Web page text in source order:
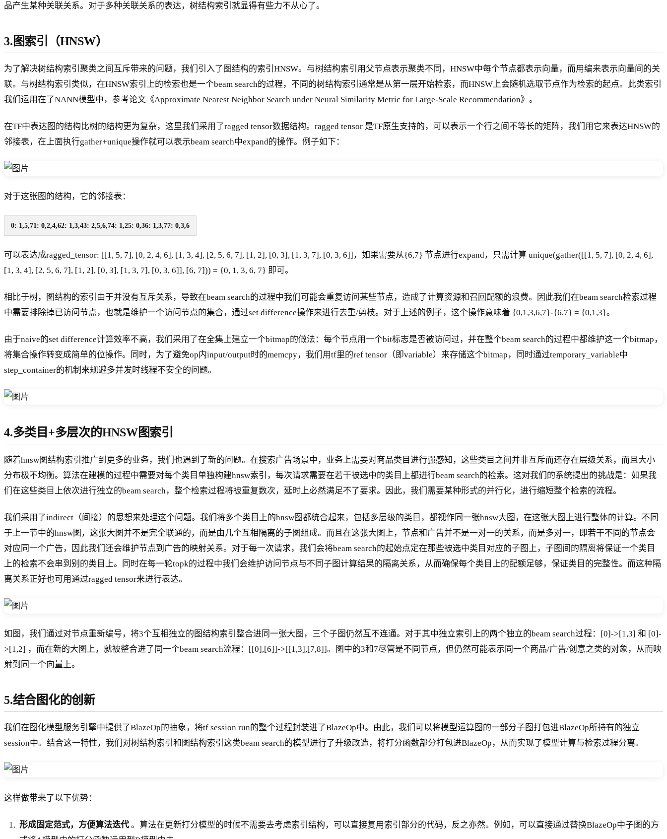
品产生某种关联关系。对于多种关联关系的表达，树结构索引就显得有些力不从心了。
3.图索引（HNSW）
为了解决树结构索引聚类之间互斥带来的问题，我们引入了图结构的索引HNSW。与树结构索引用父节点表示聚类不同，HNSW中每个节点都表示向量，而用编来表示向量间的关
联。与树结构索引类似，在HNSW索引上的检索也是一个beam search的过程，不同的树结构索引通常是从第一层开始检索，而HNSW上会随机选取节点作为检索的起点。此类索引
我们运用在了NANN模型中，参考论文《Approximate Nearest Neighbor Search under Neural Similarity Metric for Large-Scale Recommendation》。
在TF中表达图的结构比树的结构更为复杂，这里我们采用了ragged tensor数据结构。ragged tensor 是TF原生支持的，可以表示一个行之间不等长的矩阵，我们用它来表达HNSW的
邻接表，在上面执行gather+unique操作就可以表示beam search中expand的操作。例子如下：
对于这张图的结构，它的邻接表：
0: 1,5,71: 0,2,4,62: 1,3,43: 2,5,6,74: 1,25: 0,36: 1,3,77: 0,3,6
可以表达成ragged_tensor: [[1, 5, 7], [0, 2, 4, 6], [1, 3, 4], [2, 5, 6, 7], [1, 2], [0, 3], [1, 3, 7], [0, 3, 6]]，如果需要从{6,7} 节点进行expand，只需计算 unique(gather([[1, 5, 7], [0, 2, 4, 6],
[1, 3, 4], [2, 5, 6, 7], [1, 2], [0, 3], [1, 3, 7], [0, 3, 6]], [6, 7])) = {0, 1, 3, 6, 7} 即可。
相比于树，图结构的索引由于并没有互斥关系，导致在beam search的过程中我们可能会重复访问某些节点，造成了计算资源和召回配额的浪费。因此我们在beam search检索过程
中需要排除掉已访问节点，也就是维护一个访问节点的集合，通过set difference操作来进行去重/剪枝。对于上述的例子，这个操作意味着 {0,1,3,6,7}-{6,7} = {0,1,3}。
由于naive的set difference计算效率不高，我们采用了在全集上建立一个bitmap的做法：每个节点用一个bit标志是否被访问过，并在整个beam search的过程中都维护这一个bitmap，
将集合操作转变成简单的位操作。同时，为了避免op内input/output时的memcpy，我们用tf里的ref tensor（即variable）来存储这个bitmap，同时通过temporary_variable中
step_container的机制来规避多并发时线程不安全的问题。
4.多类目+多层次的HNSW图索引
随着hnsw图结构索引推广到更多的业务，我们也遇到了新的问题。在搜索广告场景中，业务上需要对商品类目进行强感知，这些类目之间并非互斥而还存在层级关系，而且大小
分布极不均衡。算法在建模的过程中需要对每个类目单独构建hnsw索引，每次请求需要在若干被选中的类目上都进行beam search的检索。这对我们的系统提出的挑战是：如果我
们在这些类目上依次进行独立的beam search，整个检索过程将被重复数次，延时上必然满足不了要求。因此，我们需要某种形式的并行化，进行缩短整个检索的流程。
我们采用了indirect（间接）的思想来处理这个问题。我们将多个类目上的hnsw图都统合起来，包括多层级的类目，都视作同一张hnsw大图，在这张大图上进行整体的计算。不同
于上一节中的hnsw图，这张大图并不是完全联通的，而是由几个互相隔离的子图组成。而且在这张大图上，节点和广告并不是一对一的关系，而是多对一，即若干不同的节点会
对应同一个广告，因此我们还会维护节点到广告的映射关系。对于每一次请求，我们会将beam search的起始点定在那些被选中类目对应的子图上，子图间的隔离将保证一个类目
上的检索不会串到别的类目上。同时在每一轮topk的过程中我们会维护访问节点与不同子图计算结果的隔离关系，从而确保每个类目上的配额足够，保证类目的完整性。而这种隔
离关系正好也可用通过ragged tensor来进行表达。
如图，我们通过对节点重新编号，将3个互相独立的图结构索引整合进同一张大图，三个子图仍然互不连通。对于其中独立索引上的两个独立的beam search过程：[0]->[1,3] 和 [0]-
>[1,2] ，而在新的大图上，就被整合进了同一个beam search流程：[[0],[6]]->[[1,3],[7,8]]。图中的3和7尽管是不同节点，但仍然可能表示同一个商品/广告/创意之类的对象，从而映
射到同一个向量上。
5.结合图化的创新
我们在图化模型服务引擎中提供了BlazeOp的抽象，将tf session run的整个过程封装进了BlazeOp中。由此，我们可以将模型运算图的一部分子图打包进BlazeOp所持有的独立
session中。结合这一特性，我们对树结构索引和图结构索引这类beam search的模型进行了升级改造，将打分函数部分打包进BlazeOp，从而实现了模型计算与检索过程分离。
这样做带来了以下优势：
形成固定范式，方便算法迭代。算法在更新打分模型的时候不需要去考虑索引结构，可以直接复用索引部分的代码，反之亦然。例如，可以直接通过替换BlazeOp中子图的方